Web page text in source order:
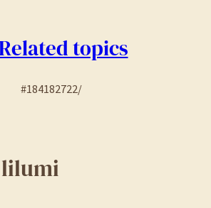
topics
#184182722/
lilumi